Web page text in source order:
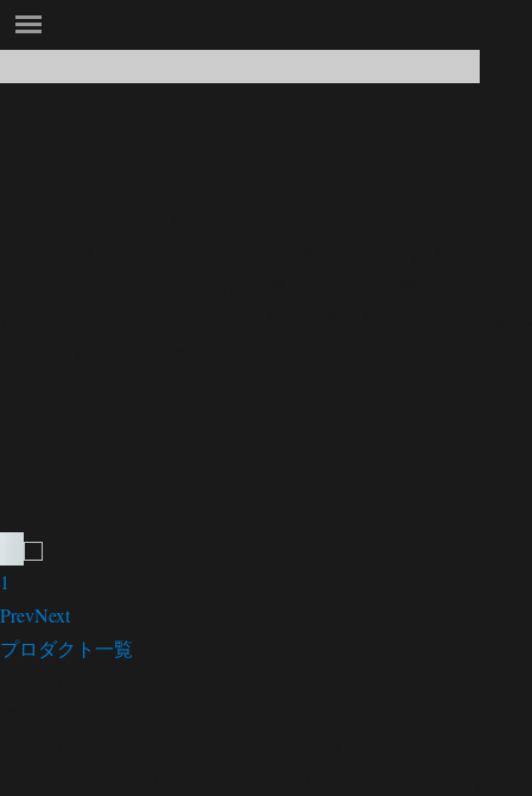
1
PrevNext
プロダクト一覧